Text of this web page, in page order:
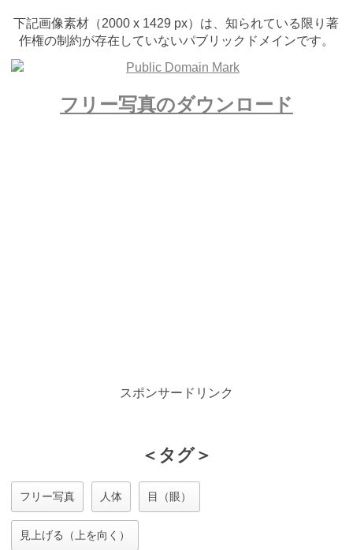
下記画像素材（2000 x 1429 px）は、知られている限り著
作権の制約が存在していないパブリックドメインです。
フリー写真のダウンロード
スポンサードリンク
＜タグ＞
フリー写真 人体 目（眼）
見上げる（上を向く）